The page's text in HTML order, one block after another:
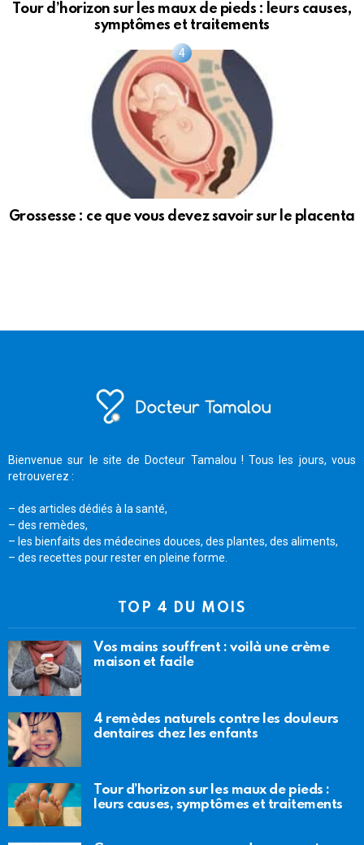
Tour d’horizon sur les maux de pieds : leurs causes,
symptômes et traitements
Grossesse : ce que vous devez savoir sur le placenta
Bienvenue sur le site de Docteur Tamalou ! Tous les jours, vous
retrouverez :
– des articles dédiés à la santé,
– des remèdes,
– les bienfaits des médecines douces, des plantes, des aliments,
– des recettes pour rester en pleine forme.
TOP 4 DU MOIS
Vos mains souffrent : voilà une crème
maison et facile
4 remèdes naturels contre les douleurs
dentaires chez les enfants
Tour d’horizon sur les maux de pieds :
leurs causes, symptômes et traitements